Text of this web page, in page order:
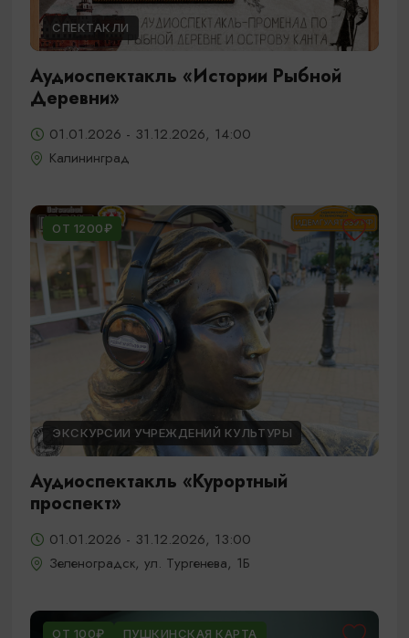
СПЕКТАКЛИ
Аудиоспектакль «Истории Рыбной
Деревни»
01.01.2026 - 31.12.2026, 14:00
Калининград
ОТ 1200₽
ЭКСКУРСИИ УЧРЕЖДЕНИЙ КУЛЬТУРЫ
Аудиоспектакль «Курортный
проспект»
01.01.2026 - 31.12.2026, 13:00
Зеленоградск, ул. Тургенева, 1Б
ОТ 100₽ ПУШКИНСКАЯ КАРТА